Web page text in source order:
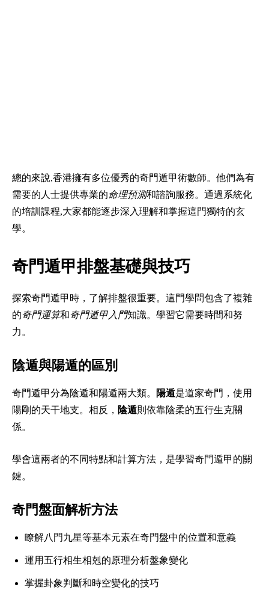
總的來說,香港擁有多位優秀的奇門遁甲術數師。他們為有
需要的人士提供專業的命理預測和諮詢服務。通過系統化
的培訓課程,大家都能逐步深入理解和掌握這門獨特的玄
學。
奇門遁甲排盤基礎與技巧
探索奇門遁甲時，了解排盤很重要。這門學問包含了複雜
的奇門運算和奇門遁甲入門知識。學習它需要時間和努
力。
陰遁與陽遁的區別
奇門遁甲分為陰遁和陽遁兩大類。 陽遁是道家奇門，使用
陽剛的天干地支。相反， 陰遁則依靠陰柔的五行生克關
係。
學會這兩者的不同特點和計算方法，是學習奇門遁甲的關
鍵。
奇門盤面解析方法
瞭解八門九星等基本元素在奇門盤中的位置和意義
運用五行相生相剋的原理分析盤象變化
掌握卦象判斷和時空變化的技巧